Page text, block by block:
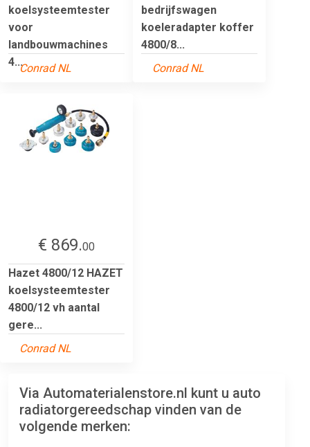
koelsysteemtester
voor
landbouwmachines
4...Conrad NL
bedrijfswagen
koeleradapter koffer
4800/8...
Conrad NL
€ 869.00
Hazet 4800/12 HAZET
koelsysteemtester
4800/12 vh aantal
gere...
Conrad NL
Via Automaterialenstore.nl kunt u auto
radiatorgereedschap vinden van de
volgende merken: